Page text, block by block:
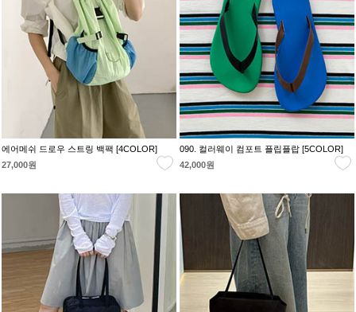
에어메쉬 드로우 스트링 백팩 [4COLOR]
27,000원
090. 컬러웨이 컴포트 플립플랍 [5COLOR]
42,000원